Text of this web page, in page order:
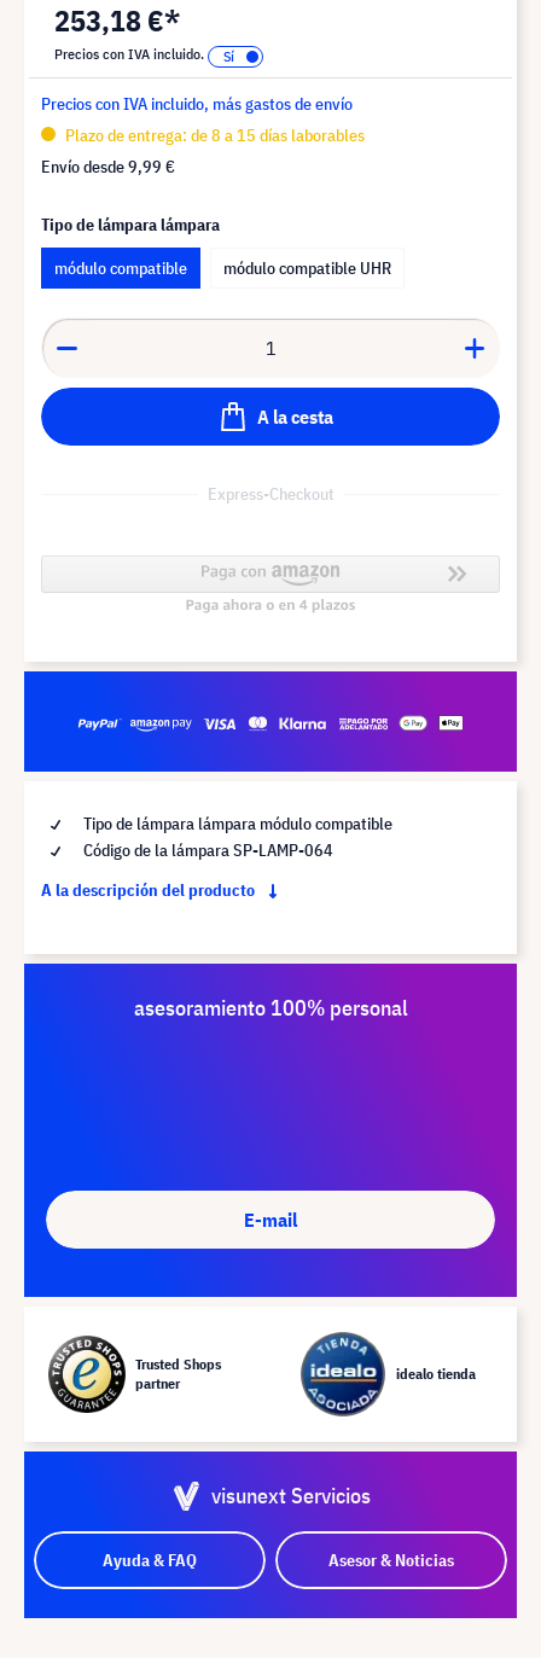
253,18 €*
Precios con IVA incluido.
Precios con IVA incluido, más gastos de envío
Plazo de entrega: de 8 a 15 días laborables
Envío desde9,99 €
Tipo de lámpara lámpara
módulo compatible
módulo compatible UHR
A la cesta
Express-Checkout
Tipo de lámpara lámpara módulo compatible
Código de la lámpara SP-LAMP-064
A la descripción del producto
asesoramiento 100% personal
E-mail
Trusted Shops
partner
idealo tienda
visunext Servicios
Ayuda & FAQ Asesor & Noticias